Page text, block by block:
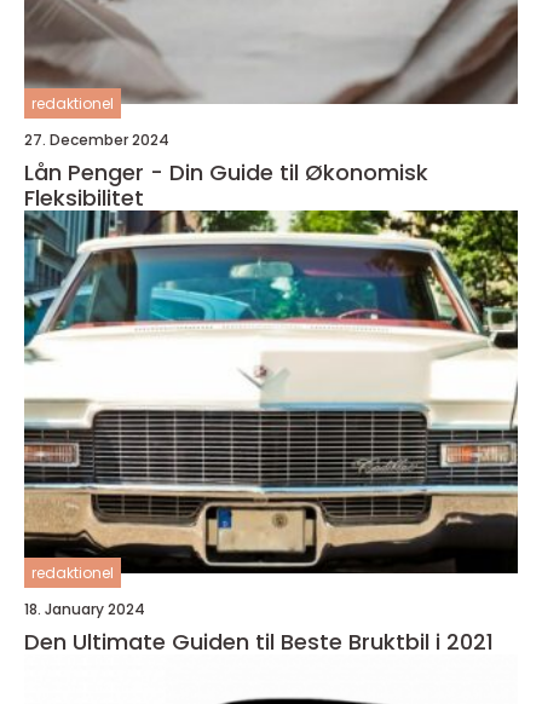
redaktionel
27. December 2024
Lån Penger - Din Guide til Økonomisk
Fleksibilitet
redaktionel
18. January 2024
Den Ultimate Guiden til Beste Bruktbil i 2021